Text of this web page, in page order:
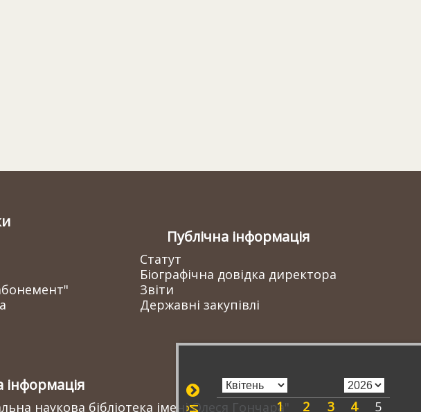
Публічна інформація
Статут
Біографічна довідка директора
Звіти
Державні закупівлі
інформація
наукова бібліотека імені Олеся Гончара"
1 2 3 4 5